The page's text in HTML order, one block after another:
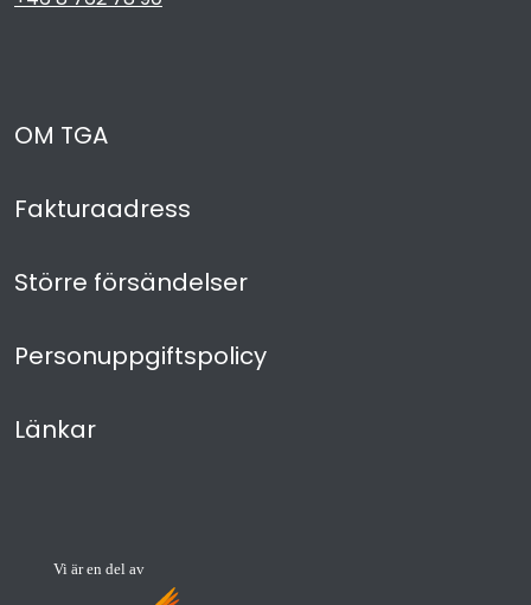
OM TGA
Fakturaadress
Större försändelser
Personuppgiftspolicy
Länkar